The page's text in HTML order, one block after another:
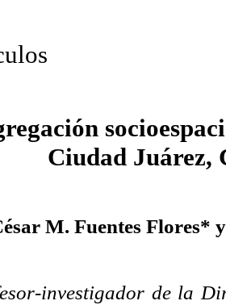
Ciudad Juárez,
M. Fuentes
investigador de la